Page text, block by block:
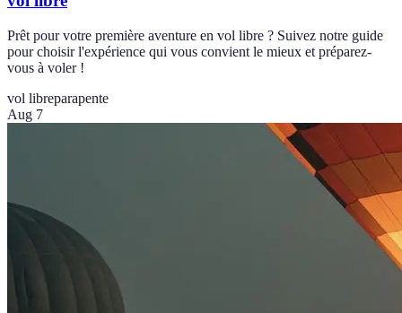
Prêt pour votre première aventure en vol libre ? Suivez notre guide
pour choisir l'expérience qui vous convient le mieux et préparez-
vous à voler !
vol libreparapente
Aug 7